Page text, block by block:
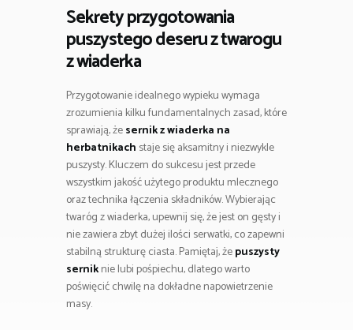
Sekrety przygotowania
puszystego deseru z twarogu
z wiaderka
Przygotowanie idealnego wypieku wymaga
zrozumienia kilku fundamentalnych zasad, które
sprawiają, żesernik z wiaderka na
herbatnikach staje się aksamitny i niezwykle
puszysty. Kluczem do sukcesu jest przede
wszystkim jakość użytego produktu mlecznego
oraz technika łączenia składników. Wybierając
twaróg z wiaderka, upewnij się, że jest on gęsty i
nie zawiera zbyt dużej ilości serwatki, co zapewni
stabilną strukturę ciasta. Pamiętaj, żepuszysty
serniknie lubi pośpiechu, dlatego warto
poświęcić chwilę na dokładne napowietrzenie
masy.